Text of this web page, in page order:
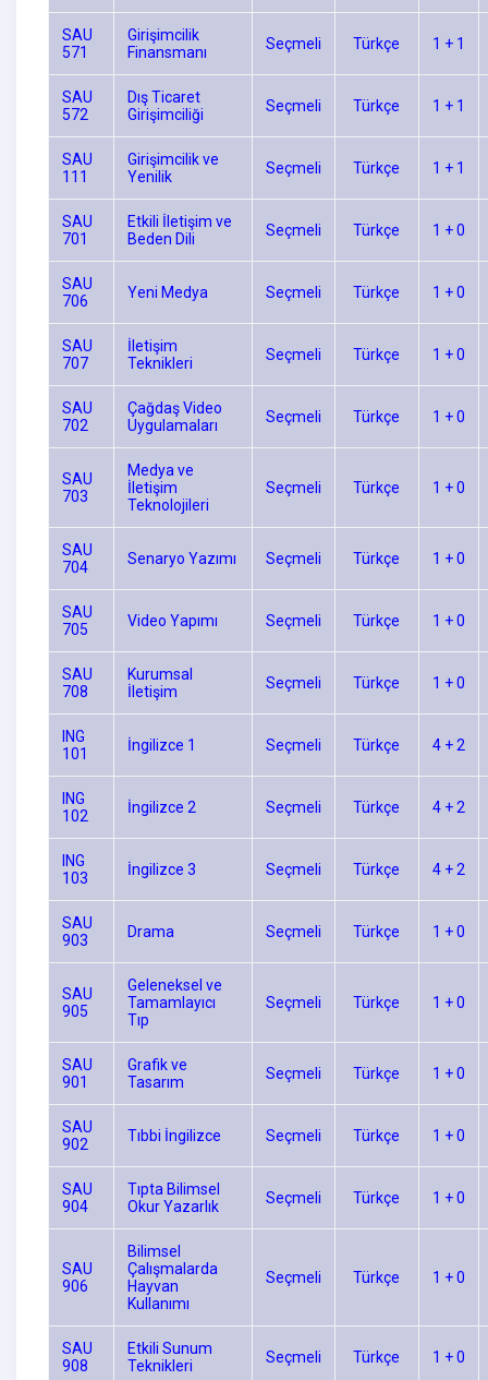
SAU
571
Girişimcilik
Finansmanı
Seçmeli Türkçe 1 + 1
SAU
572
Dış Ticaret
Girişimciliği
Seçmeli Türkçe 1 + 1
SAU
111
Girişimcilik ve
Yenilik
Seçmeli Türkçe 1 + 1
SAU
701
Etkili İletişim ve
Beden Dili
Seçmeli Türkçe 1 + 0
SAU
706
Yeni Medya Seçmeli Türkçe 1 + 0
SAU
707
İletişim
Teknikleri
Seçmeli Türkçe 1 + 0
SAU
702
Çağdaş Video
Uygulamaları
Seçmeli Türkçe 1 + 0
SAU
703
Medya ve
İletişim
Teknolojileri
Seçmeli Türkçe 1 + 0
SAU
704
Senaryo Yazımı Seçmeli Türkçe 1 + 0
SAU
705
Video Yapımı Seçmeli Türkçe 1 + 0
SAU
708
Kurumsal
İletişim
Seçmeli Türkçe 1 + 0
ING
101
İngilizce 1 Seçmeli Türkçe 4 + 2
ING
102
İngilizce 2 Seçmeli Türkçe 4 + 2
ING
103
İngilizce 3 Seçmeli Türkçe 4 + 2
SAU
903
Drama Seçmeli Türkçe 1 + 0
SAU
905
Geleneksel ve
Tamamlayıcı
Tıp
Seçmeli Türkçe 1 + 0
SAU
901
Grafik ve
Tasarım
Seçmeli Türkçe 1 + 0
SAU
902
Tıbbi İngilizce Seçmeli Türkçe 1 + 0
SAU
904
Tıpta Bilimsel
Okur Yazarlık
Seçmeli Türkçe 1 + 0
SAU
906
Bilimsel
Çalışmalarda
Hayvan
Kullanımı
Seçmeli Türkçe 1 + 0
SAU
908
Etkili Sunum
Teknikleri
Seçmeli Türkçe 1 + 0